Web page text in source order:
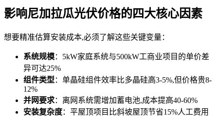
影响尼加拉瓜光伏价格的四大核心因素
想要精准估算安装成本,必须了解这些关键变量：
系统规模：5kW家庭系统与500kW工商业项目的单价差
异可达25%
组件类型 ：单晶硅组件效率比多晶硅高3-5%,但价格贵8-
12%
并网要求：离网系统需增加蓄电池,成本提高40-60%
安装复杂度：平屋顶项目比斜坡屋顶节省15%人工费用